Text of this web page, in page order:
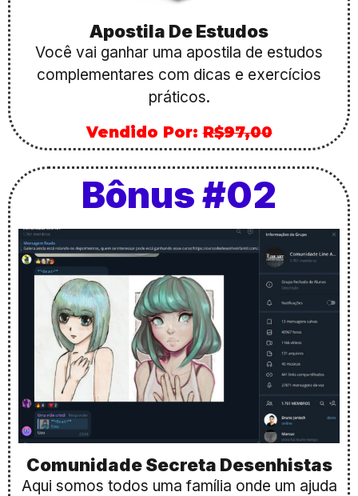
Apostila De Estudos
Você vai ganhar uma apostila de estudos
complementares com dicas e exercícios
práticos.
Vendido Por:R$97,00
Bônus #02
Comunidade Secreta Desenhistas
Aqui somos todos uma família onde um ajuda